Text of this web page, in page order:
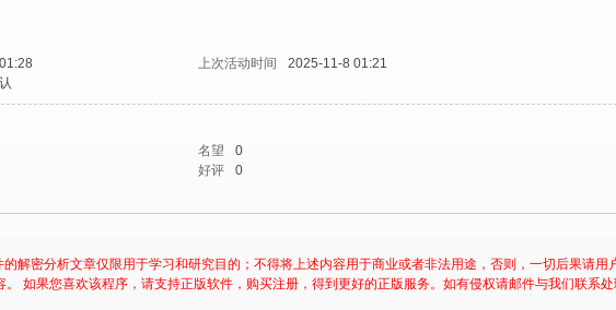
上次活动时间
2025-11-8 01:21
名望
0
好评 0
解密分析文章仅限用于学习和研究目的；不得将上述内容用于商业或者非法用途，否则，一切后果请用
如果您喜欢该程序，请支持正版软件，购买注册，得到更好的正版服务。如有侵权请邮件与我们联系处